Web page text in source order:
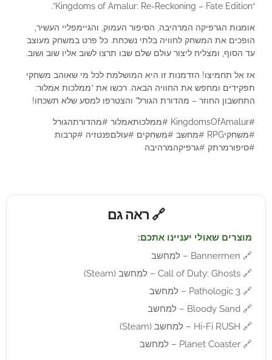
“Kingdoms of Amalur: Re-Reckoning – Fate Edition”.
אומנות הגרפיקה המרהיבה, הסיפור העמוק, והגיימפליי העשיר,
הופכים את המשחק לחוויה בלתי נשכחת. כל פרט במשחק מעוצב
עד הסוף, ומצליח ליצור עולם שלם שבו תרצו לשוב אליו שוב ושוב.
אז אל תחמיצו! הזדמנות זו היא המושלמת לכל מי שאוהב משחקי
תפקידים ומחפש את החוויה הבאה. רכשו את “ממלכות אמלור:
התחשבון החוזר – מהדורת הגורל” והצטרפו למסע שלא תשכחו!
#KingdomsOfAmalur #ממלכותאמלור #מהדורתהגורל
#משחקיRPG #מחשב #משחקים #עולםפנטזיה #קרבות
#סיפורמרתק #גרפיקהמרהיבה
🔗 ראה גם
מוצרים שאולי יעניינו אתכם:
🔗 Bannermen – למחשב
🔗 Call of Duty: Ghosts – למחשב (Steam)
🔗 Pathologic 3 – למחשב
🔗 Bloody Sand – למחשב
🔗 Hi-Fi RUSH – למחשב (Steam)
🔗 Planet Coaster – למחשב